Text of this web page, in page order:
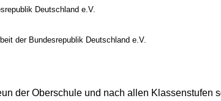
Deutschland e.V.
neuen Fenster geöffnet)
der Bundesrepublik Deutschland e.V.
der Oberschule und nach allen Klassenstufen